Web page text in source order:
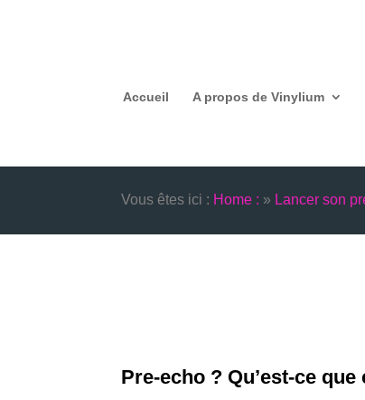
Accueil A propos de Vinylium
Vous êtes ici : Home : » Lancer son
Pre-echo ? Qu’est-ce que